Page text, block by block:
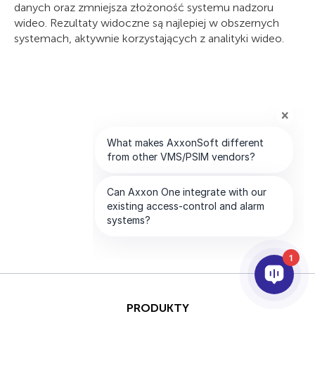
danych oraz zmniejsza złożoność systemu nadzoru
wideo. Rezultaty widoczne są najlepiej w obszernych
systemach, aktywnie korzystających z analityki wideo.
PRODUKTY
1